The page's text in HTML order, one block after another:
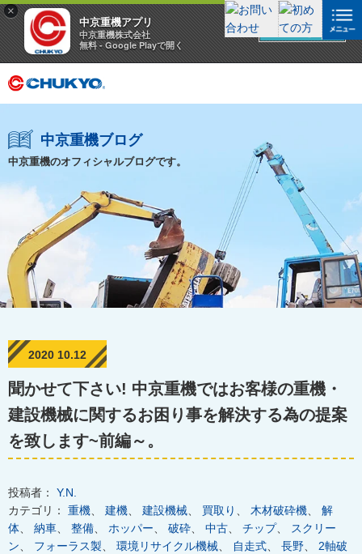
×
中京重機アプリ
中京重機株式会社
無料 - Google Playで開く
アプリを見る
中京重機ブログ
中京重機のオフィシャルブログです。
2020 10.12
聞かせて下さい! 中京重機ではお客様の重機・
建設機械に関するお困り事を解決する為の提案
を致します~前編～。
投稿者： Y.N.
カテゴリ： 重機 建機 建設機械 買取り 木材破砕機
解
体
納車 整備 ホッパー 破砕 中古 チップ、
スクリー
ン
フォーラス製 環境リサイクル機械 自走式 長野
2軸破